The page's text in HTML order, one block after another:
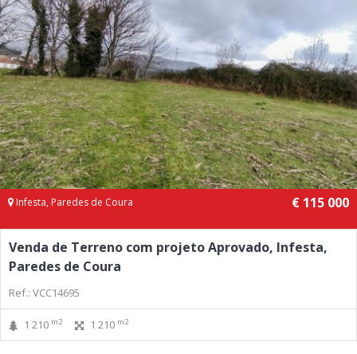
Infesta, Paredes de Coura € 115 000
Venda de Terreno com projeto Aprovado, Infesta,
Paredes de Coura
Ref.: VCC14695
1 210 m2 1 210 m2